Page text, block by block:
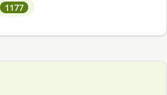
1177